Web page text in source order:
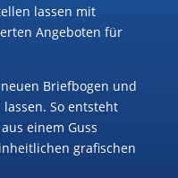
lassen mit
Angeboten für
Briefbogen und
So entsteht
einem Guss
grafischen